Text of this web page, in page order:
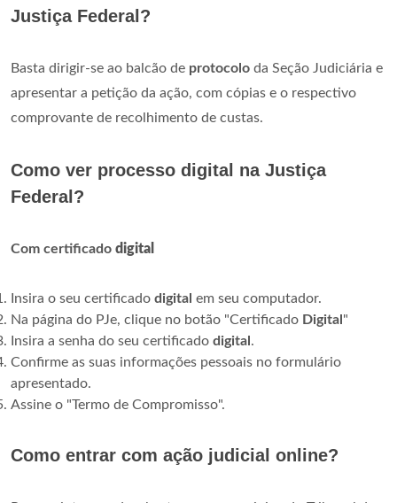
Justiça Federal?
Basta dirigir-se ao balcão de protocolo da Seção Judiciária e
apresentar a petição da ação, com cópias e o respectivo
comprovante de recolhimento de custas.
Como ver processo digital na Justiça
Federal?
Com certificado digital
Insira o seu certificado digital em seu computador.
Na página do PJe, clique no botão "Certificado Digital "
Insira a senha do seu certificado digital .
Confirme as suas informações pessoais no formulário
apresentado.
Assine o "Termo de Compromisso".
Como entrar com ação judicial online?